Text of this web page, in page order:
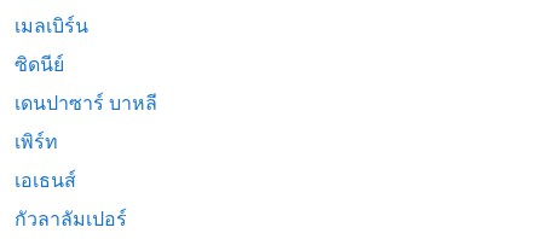
เมลเบิร์น
ซิดนีย์
เดนปาซาร์ บาหลี
เพิร์ท
เอเธนส์
กัวลาลัมเปอร์